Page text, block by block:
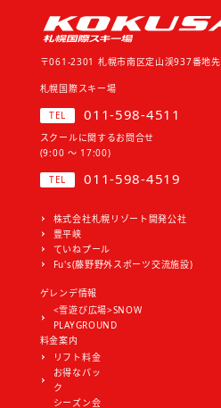
〒061-2301 札幌市南区定山渓937番地先
札幌国際スキー場
TEL 011-598-4511
スクールに関するお問合せ
(9:00 ～ 17:00)
TEL 011-598-4519
株式会社札幌リゾート開発公社
豊平峡
ていねプール
Fu's(藤野野外スポーツ交流施設)
ゲレンデ情報
<雪遊び広場>SNOW
PLAYGROUND
料金案内
リフト料金
お得なパッ
ク
シーズン会